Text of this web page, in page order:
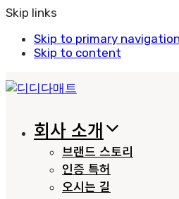
Skip links
Skip to primary navigation
Skip to content
회사 소개
브랜드 스토리
인증 특허
오시는 길